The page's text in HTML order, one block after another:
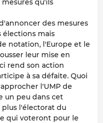
qu'ils
des mesures
élections mais
notation, l'Europe et le
leur mise en
rend son action
à sa défaite. Quoi
l'UMP de
un peu dans cet
l'électorat du
qui voteront pour le